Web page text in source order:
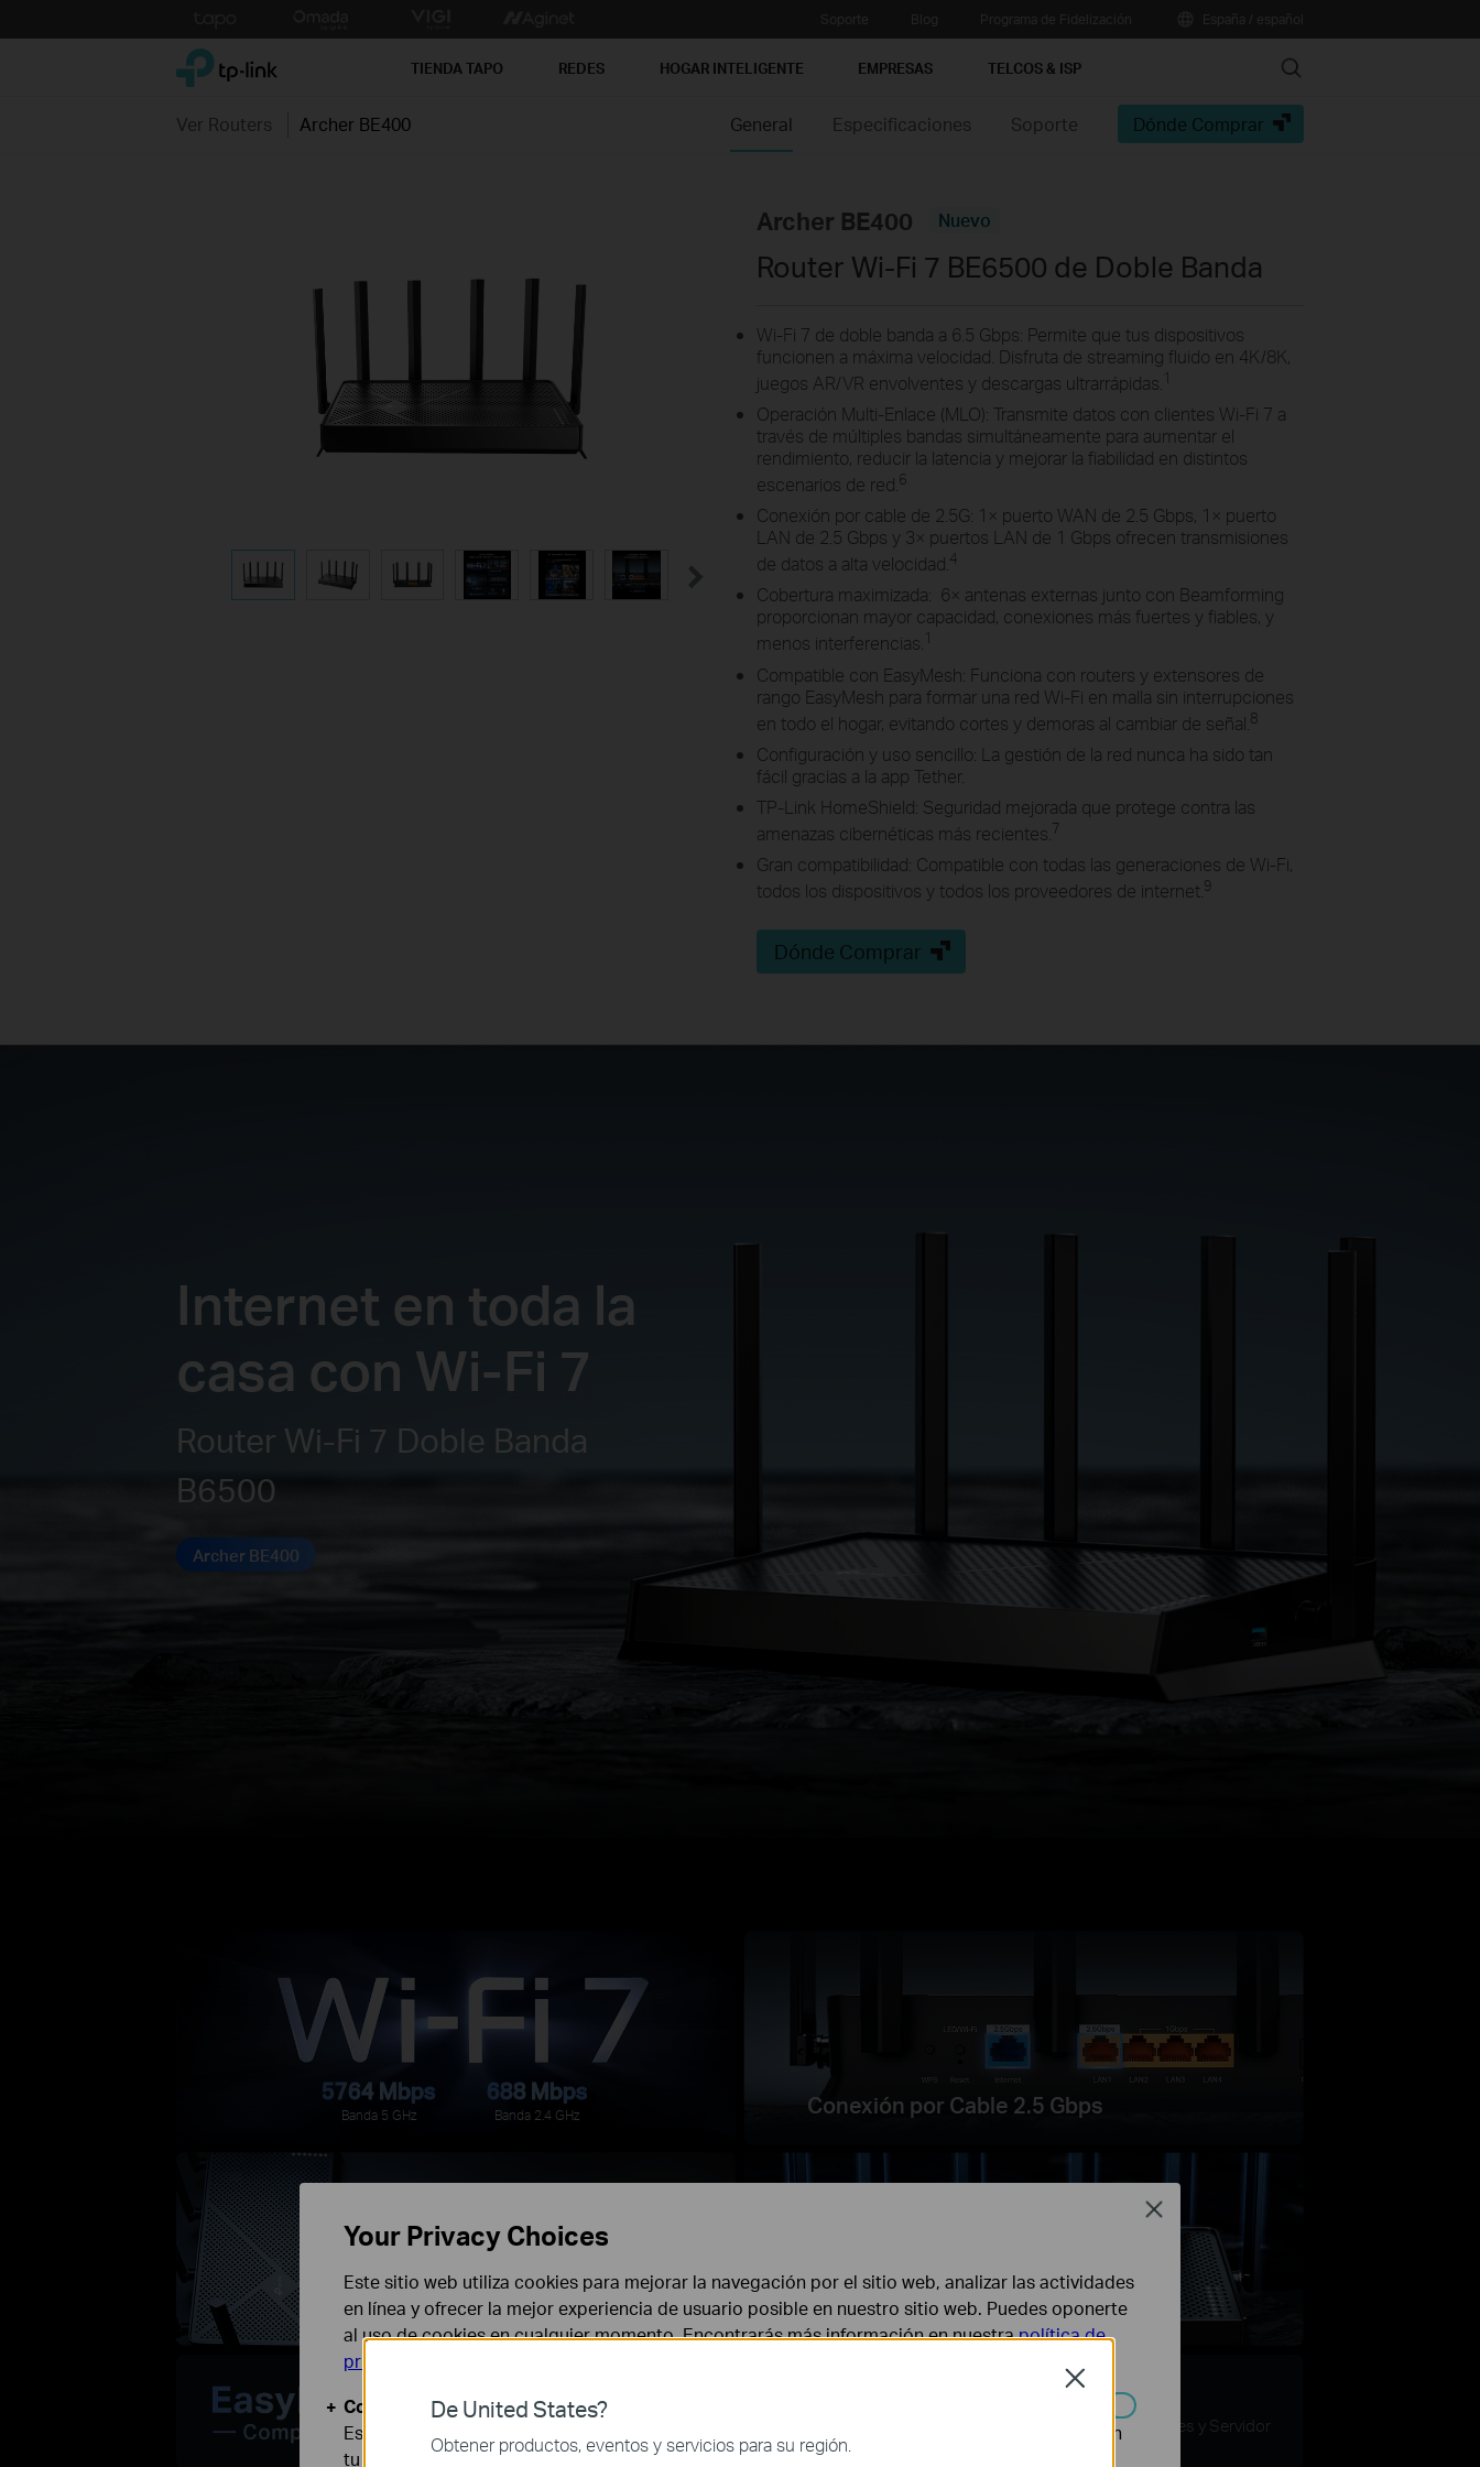
to
TP-Link, Reliably Smart TIENDA TAPO REDES HOGAR INTELIGENTE EMPRESAS TELCOS & ISP Search
Ver Routers Archer BE400 General Especificaciones Soporte Dónde Comprar
Archer BE400 Nuevo
Router Wi-Fi 7 BE6500 de Doble Banda
Wi-Fi 7 de doble banda a 6.5 Gbps: Permite que tus dispositivos
funcionen a máxima velocidad. Disfruta de streaming fluido en 4K/8K,
juegos AR/VR envolventes y descargas ultrarrápidas. 1
Operación Multi-Enlace (MLO): Transmite datos con clientes Wi-Fi 7 a
través de múltiples bandas simultáneamente para aumentar el
rendimiento, reducir la latencia y mejorar la fiabilidad en distintos
escenarios de red. 6
Conexión por cable de 2.5G: 1× puerto WAN de 2.5 Gbps, 1× puerto
LAN de 2.5 Gbps y 3× puertos LAN de 1 Gbps ofrecen transmisiones
de datos a alta velocidad.4
Cobertura maximizada: 6× antenas externas junto con Beamforming
proporcionan mayor capacidad, conexiones más fuertes y fiables, y
menos interferencias. 1
Compatible con EasyMesh: Funciona con routers y extensores de
rango EasyMesh para formar una red Wi-Fi en malla sin interrupciones
en todo el hogar, evitando cortes y demoras al cambiar de señal. 8
Configuración y uso sencillo: La gestión de la red nunca ha sido tan
fácil gracias a la app Tether.
TP-Link HomeShield: Seguridad mejorada que protege contra las
amenazas cibernéticas más recientes.7
Gran compatibilidad: Compatible con todas las generaciones de Wi-Fi,
todos los dispositivos y todos los proveedores de internet.9
Dónde Comprar
Internet en toda la
casa con Wi-Fi 7
Router Wi-Fi 7 Doble Banda
B6500
Archer BE400
5764 Mbps
Banda 5 GHz
688 Mbps
Banda 2.4 GHz Conexión por Cable 2.5 Gbps
6 Antenas de Alto Rendimiento
con la App Tether
VPN
Clientes y Servidor
De United States?
Obtener productos, eventos y servicios para su región.
Close
Your Privacy Choices
Este sitio web utiliza cookies para mejorar la navegación por el sitio web, analizar las actividades
en línea y ofrecer la mejor experiencia de usuario posible en nuestro sitio web. Puedes oponerte
al uso de cookies en cualquier momento. Encontrarás más información en nuestrapolítica de
privacidad
Cookies Básicas
Estas cookies son necesarias para el funcionamiento del sitio web y no pueden desactivarse en
tu sistema.
Close